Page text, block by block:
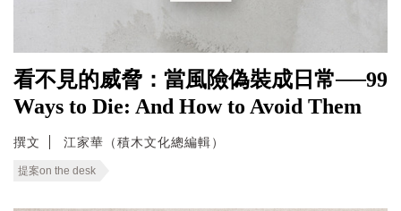
看不見的威脅：當風險偽裝成日常──99
Ways to Die: And How to Avoid Them
撰文 江家華（積木文化總編輯）
提案on the desk